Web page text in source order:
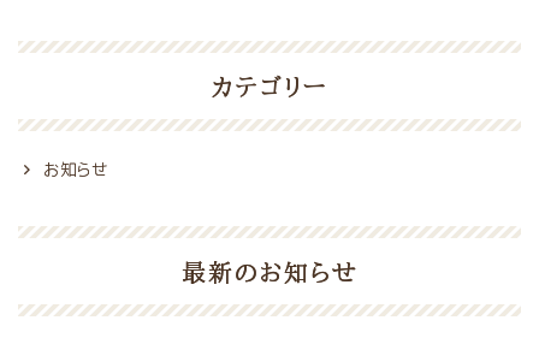
カテゴリー
お知らせ
最新のお知らせ